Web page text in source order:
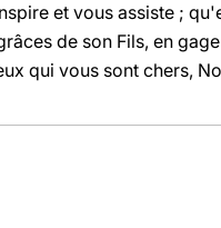
et vous assiste ;
de son Fils, en
qui vous sont chers,